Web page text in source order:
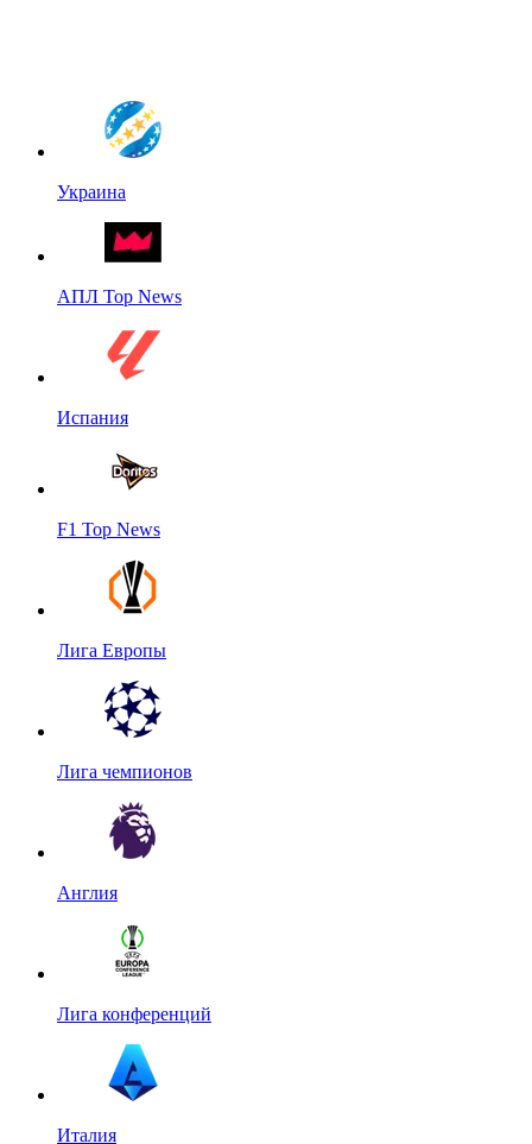
Украина
АПЛ Top News
Испания
F1 Top News
Лига Европы
Лига чемпионов
Англия
Лига конференций
Италия